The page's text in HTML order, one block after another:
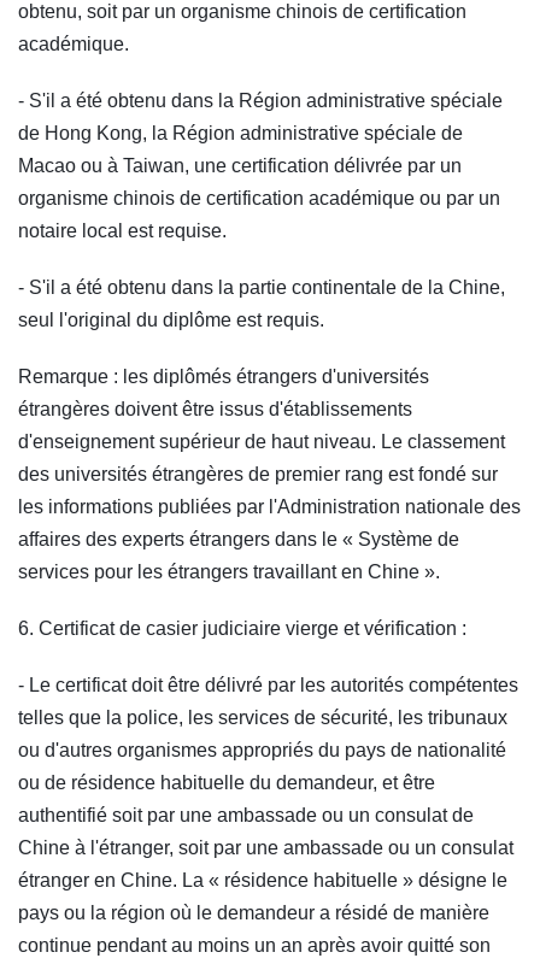
obtenu, soit par un organisme chinois de certification
académique.
- S'il a été obtenu dans la Région administrative spéciale
de Hong Kong, la Région administrative spéciale de
Macao ou à Taiwan, une certification délivrée par un
organisme chinois de certification académique ou par un
notaire local est requise.
- S'il a été obtenu dans la partie continentale de la Chine,
seul l'original du diplôme est requis.
Remarque : les diplômés étrangers d'universités
étrangères doivent être issus d'établissements
d'enseignement supérieur de haut niveau. Le classement
des universités étrangères de premier rang est fondé sur
les informations publiées par l'Administration nationale des
affaires des experts étrangers dans le « Système de
services pour les étrangers travaillant en Chine ».
6. Certificat de casier judiciaire vierge et vérification :
- Le certificat doit être délivré par les autorités compétentes
telles que la police, les services de sécurité, les tribunaux
ou d'autres organismes appropriés du pays de nationalité
ou de résidence habituelle du demandeur, et être
authentifié soit par une ambassade ou un consulat de
Chine à l'étranger, soit par une ambassade ou un consulat
étranger en Chine. La « résidence habituelle » désigne le
pays ou la région où le demandeur a résidé de manière
continue pendant au moins un an après avoir quitté son